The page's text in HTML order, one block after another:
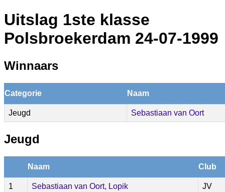
Uitslag 1ste klasse
Polsbroekerdam 24-07-1999
Winnaars
Categorie Naam
Jeugd Sebastiaan van Oort
Jeugd
Naam Club
1 Sebastiaan van Oort, Lopik JV